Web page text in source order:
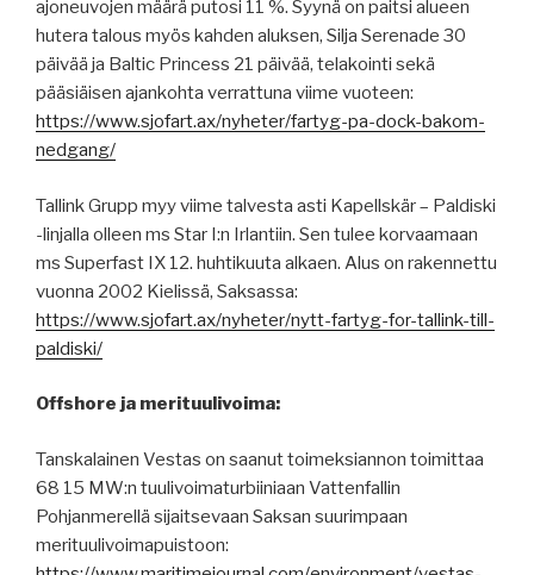
ajoneuvojen määrä putosi 11 %. Syynä on paitsi alueen
hutera talous myös kahden aluksen, Silja Serenade 30
päivää ja Baltic Princess 21 päivää, telakointi sekä
pääsiäisen ajankohta verrattuna viime vuoteen:
https://www.sjofart.ax/nyheter/fartyg-pa-dock-bakom-
nedgang/
Tallink Grupp myy viime talvesta asti Kapellskär – Paldiski
-linjalla olleen ms Star I:n Irlantiin. Sen tulee korvaamaan
ms Superfast IX 12. huhtikuuta alkaen. Alus on rakennettu
vuonna 2002 Kielissä, Saksassa:
https://www.sjofart.ax/nyheter/nytt-fartyg-for-tallink-till-
paldiski/
Offshore ja merituulivoima:
Tanskalainen Vestas on saanut toimeksiannon toimittaa
68 15 MW:n tuulivoimaturbiiniaan Vattenfallin
Pohjanmerellä sijaitsevaan Saksan suurimpaan
merituulivoimapuistoon: